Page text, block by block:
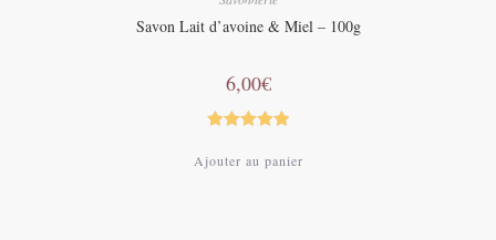
Savon Lait d’avoine & Miel – 100g
6,00€
sur 5
Ajouter au panier